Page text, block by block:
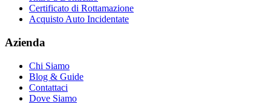
Certificato di Rottamazione
Acquisto Auto Incidentate
Azienda
Chi Siamo
Blog & Guide
Contattaci
Dove Siamo